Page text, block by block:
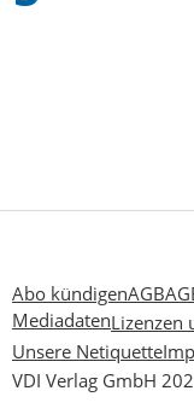
Abo kündigenAGB
MediadatenLizenzen
Unsere Netiquette
VDI Verlag GmbH